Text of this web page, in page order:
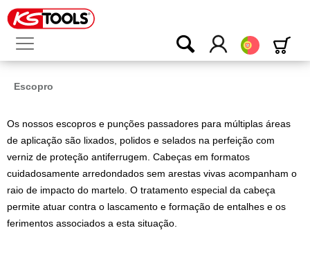
Português
Escopro
Os nossos escopros e punções passadores para múltiplas áreas
de aplicação são lixados, polidos e selados na perfeição com
verniz de proteção antiferrugem. Cabeças em formatos
cuidadosamente arredondados sem arestas vivas acompanham o
raio de impacto do martelo. O tratamento especial da cabeça
permite atuar contra o lascamento e formação de entalhes e os
ferimentos associados a esta situação.